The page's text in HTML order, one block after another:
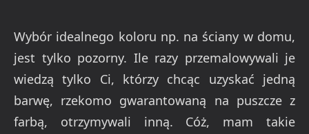
Wybór idealnego koloru np. na ściany w domu,
jest tylko pozorny. Ile razy przemalowywali je
wiedzą tylko Ci, którzy chcąc uzyskać jedną
barwę, rzekomo gwarantowaną na puszcze z
farbą, otrzymywali inną. Cóż, mam takie